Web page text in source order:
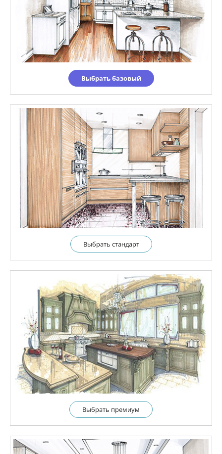
Выбрать базовый
Выбрать cтандарт
Выбрать премиум